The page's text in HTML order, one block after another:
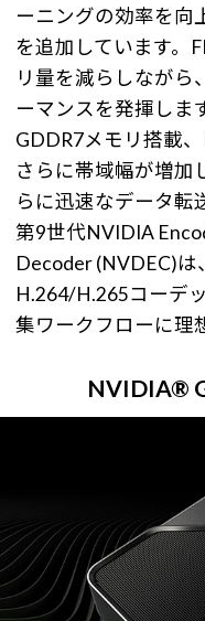
ーニングの効率を向
を追加しています。
リ量を減らしながら
ーマンスを発揮しま
GDDR7メモリ搭載
さらに帯域幅が増加
らに迅速なデータ転
第9世代NVIDIA
Decoder (NVDEC)
H.264/H.265コーデ
集ワークフローに理
NVIDIA®